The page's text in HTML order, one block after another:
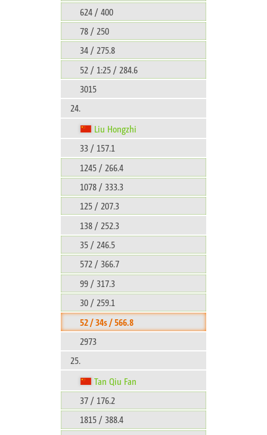
624 / 400
78 / 250
34 / 275.8
52 / 1:25 / 284.6
3015
24.
Liu Hongzhi
33 / 157.1
1245 / 266.4
1078 / 333.3
125 / 207.3
138 / 252.3
35 / 246.5
572 / 366.7
99 / 317.3
30 / 259.1
52 / 34s / 566.8
2973
25.
Tan Qiu Fan
37 / 176.2
1815 / 388.4